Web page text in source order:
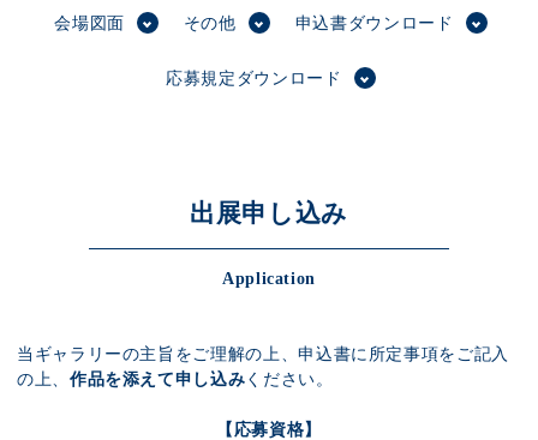
会場図面 その他 申込書ダウンロード
応募規定ダウンロード
出展申し込み
Application
当ギャラリーの主旨をご理解の上、申込書に所定事項をご記入
の上、 作品を添えて申し込みください。
【応募資格】